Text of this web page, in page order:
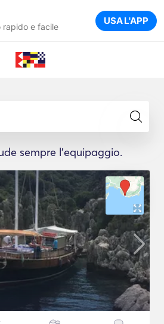
rapido e facile USA L'APP
sempre l'equipaggio.